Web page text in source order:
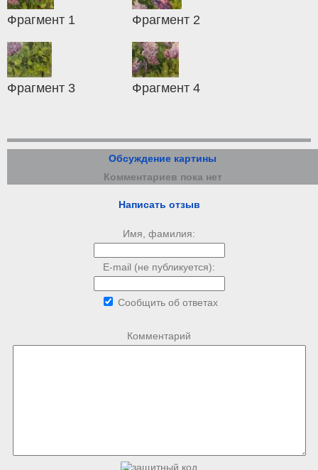
Фрагмент 1 Фрагмент 2
Фрагмент 3 Фрагмент 4
Обсуждение картины
Комментариев пока нет
Написать отзыв
Имя, фамилия:
E-mail (не публикуется):
Сообщить об ответах
Комментарий